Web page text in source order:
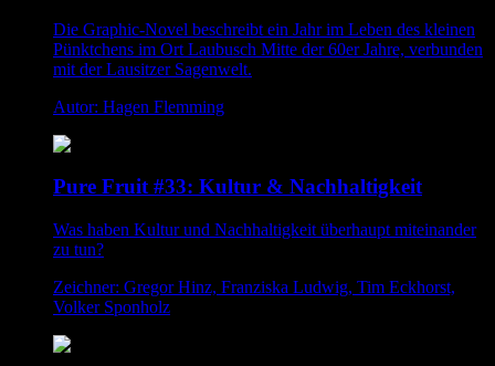
Die Graphic-Novel beschreibt ein Jahr im Leben des kleinen
Pünktchens im Ort Laubusch Mitte der 60er Jahre, verbunden
mit der Lausitzer Sagenwelt.
Autor: Hagen Flemming
Pure Fruit #33: Kultur & Nachhaltigkeit
Was haben Kultur und Nachhaltigkeit überhaupt miteinander
zu tun?
Zeichner: Gregor Hinz, Franziska Ludwig, Tim Eckhorst,
Volker Sponholz